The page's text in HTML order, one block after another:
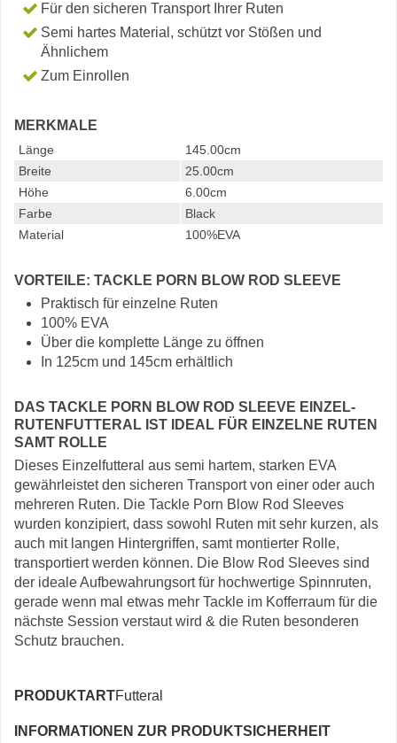
Für den sicheren Transport Ihrer Ruten
Semi hartes Material, schützt vor Stößen und
Ähnlichem
Zum Einrollen
MERKMALE
Länge
145.00cm
Breite
25.00cm
Höhe
6.00cm
Farbe
Black
Material
100%EVA
VORTEILE: TACKLE PORN BLOW ROD SLEEVE
Praktisch für einzelne Ruten
100% EVA
Über die komplette Länge zu öffnen
In 125cm und 145cm erhältlich
DAS TACKLE PORN BLOW ROD SLEEVE EINZEL-
RUTENFUTTERAL IST IDEAL FÜR EINZELNE RUTEN
SAMT ROLLE
Dieses Einzelfutteral aus semi hartem, starken EVA
gewährleistet den sicheren Transport von einer oder auch
mehreren Ruten. Die Tackle Porn Blow Rod Sleeves
wurden konzipiert, dass sowohl Ruten mit sehr kurzen, als
auch mit langen Hintergriffen, samt montierter Rolle,
transportiert werden können. Die Blow Rod Sleeves sind
der ideale Aufbewahrungsort für hochwertige Spinnruten,
gerade wenn mal etwas mehr Tackle im Kofferraum für die
nächste Session verstaut wird & die Ruten besonderen
Schutz brauchen.
PRODUKTARTFutteral
INFORMATIONEN ZUR PRODUKTSICHERHEIT